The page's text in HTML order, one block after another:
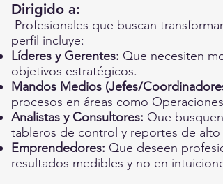
Dirigido a:
Profesionales que buscan
perfil incluye:
Líderes y Gerentes: Que necesiten
objetivos estratégicos.
Mandos Medios (Jefes/
procesos en áreas como
Analistas y Consultores: Que
tableros de control y reportes de alto
Emprendedores: Que deseen
resultados medibles y no en